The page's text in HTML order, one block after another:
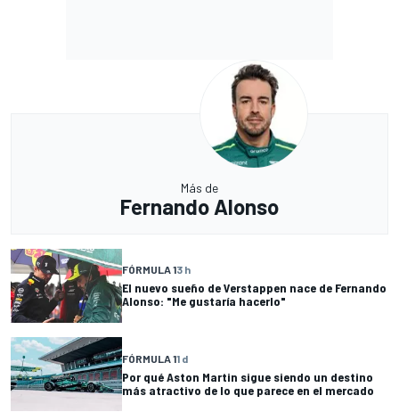
Más de
Fernando Alonso
FÓRMULA 13 h
El nuevo sueño de Verstappen nace de Fernando
Alonso: "Me gustaría hacerlo"
FÓRMULA 11 d
Por qué Aston Martin sigue siendo un destino
más atractivo de lo que parece en el mercado